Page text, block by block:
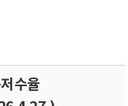
수율